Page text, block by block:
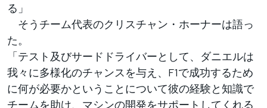
る」
そうチーム代表のクリスチャン・ホーナーは語っ
た。
「テスト及びサードドライバーとして、ダニエルは
我々に多様化のチャンスを与え、F1で成功するため
に何が必要かということについて彼の経験と知識で
チームを助け、マシンの開発をサポートしてくれる